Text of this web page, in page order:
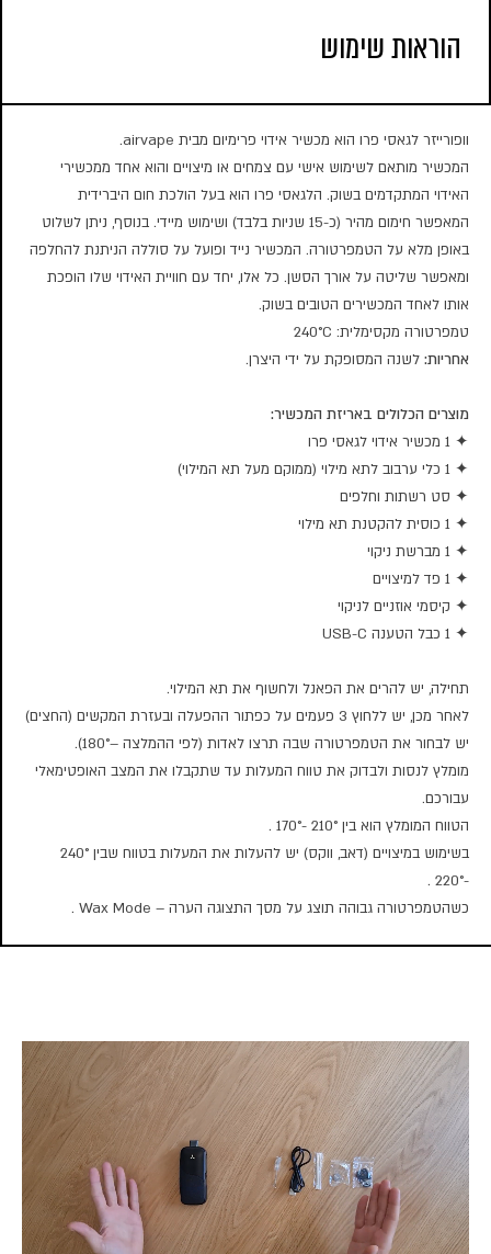
הוראות שימוש
וופורייזר לגאסי פרו הוא מכשיר אידוי פרימיום מבית airvape.
המכשיר מותאם לשימוש אישי עם צמחים או מיצויים והוא אחד ממכשירי
האידוי המתקדמים בשוק. הלגאסי פרו הוא בעל הולכת חום היברידית
המאפשר חימום מהיר (כ-15 שניות בלבד) ושימוש מיידי. בנוסף, ניתן לשלוט
באופן מלא על הטמפרטורה. המכשיר נייד ופועל על סוללה הניתנת להחלפה
ומאפשר שליטה על אורך הסשן. כל אלו, יחד עם חוויית האידוי שלו הופכת
אותו לאחד המכשירים הטובים בשוק.
טמפרטורה מקסימלית: 240°C
אחריות: לשנה המסופקת על ידי היצרן.
מוצרים הכלולים באריזת המכשיר:
✦ 1 מכשיר אידוי לגאסי פרו
✦ 1 כלי ערבוב לתא מילוי (ממוקם מעל תא המילוי)
✦ סט רשתות וחלפים
✦ 1 כוסית להקטנת תא מילוי
✦ 1 מברשת ניקוי
✦ 1 פד למיצויים
✦ קיסמי אוזניים לניקוי
✦ 1 כבל הטענה USB-C
תחילה, יש להרים את הפאנל ולחשוף את תא המילוי.
לאחר מכן, יש ללחוץ 3 פעמים על כפתור ההפעלה ובעזרת המקשים (החצים)
יש לבחור את הטמפרטורה שבה תרצו לאדות (לפי ההמלצה –180°).
מומלץ לנסות ולבדוק את טווח המעלות עד שתקבלו את המצב האופטימאלי
עבורכם.
הטווח המומלץ הוא בין 210° -170° .
בשימוש במיצויים (דאב, ווקס) יש להעלות את המעלות בטווח שבין 240°
-220° .
כשהטמפרטורה גבוהה תוצג על מסך התצוגה הערה – Wax Mode .